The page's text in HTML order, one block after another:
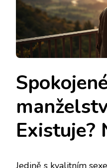
Existuje?